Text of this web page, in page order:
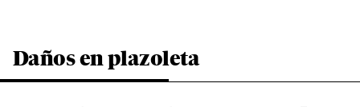
Daños en plazoleta